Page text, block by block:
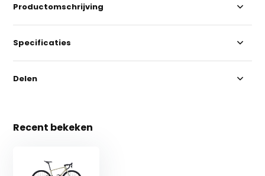
Productomschrijving
Specificaties
Delen
Recent bekeken